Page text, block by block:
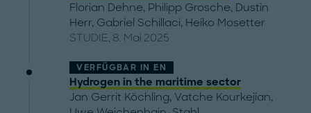
Florian Dehne, Philipp Grosche, Dustin
Herr, Gabriel Schillaci, Heiko Mosetter
STUDIE, 8. Mai 2025
VERFÜGBAR IN EN
Hydrogen in the maritime sector
Jan Gerrit Köchling, Vatche Kourkejian,